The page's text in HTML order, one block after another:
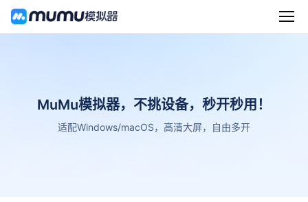
MuMu模拟器，不挑设备，秒开秒用！
适配Windows/macOS，高清大屏，自由多开